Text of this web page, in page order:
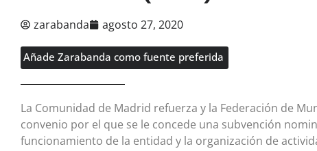
zarabanda agosto 27, 2020
Añade Zarabanda como fuente preferida
La Comunidad de Madrid refuerza y la Federación de
convenio por el que se le concede una subvención
funcionamiento de la entidad y la organización de